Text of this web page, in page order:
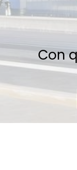
Con